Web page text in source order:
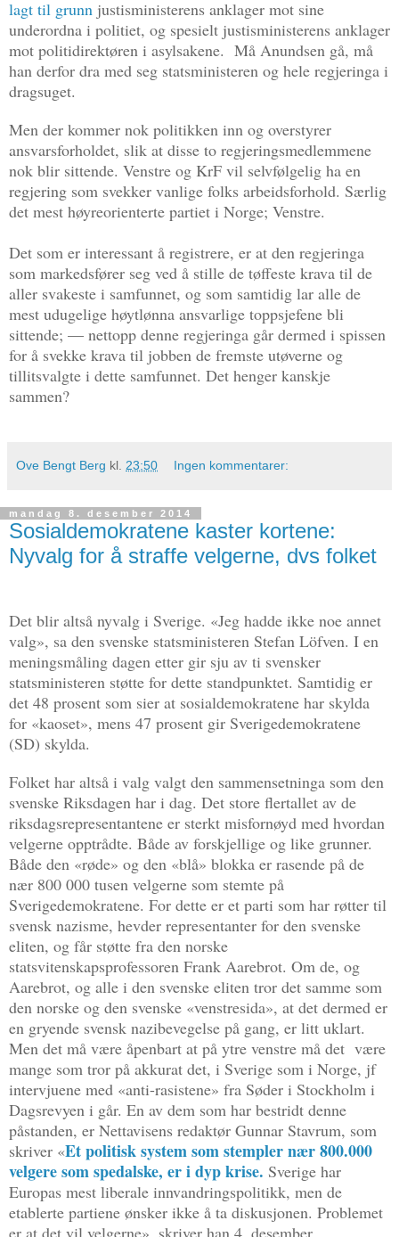
lagt til grunn justisministerens anklager mot sine
underordna i politiet, og spesielt justisministerens anklager
mot politidirektøren i asylsakene. Må Anundsen gå, må
han derfor dra med seg statsministeren og hele regjeringa i
dragsuget.
Men der kommer nok politikken inn og overstyrer
ansvarsforholdet, slik at disse to regjeringsmedlemmene
nok blir sittende. Venstre og KrF vil selvfølgelig ha en
regjering som svekker vanlige folks arbeidsforhold. Særlig
det mest høyreorienterte partiet i Norge; Venstre.
Det som er interessant å registrere, er at den regjeringa
som markedsfører seg ved å stille de tøffeste krava til de
aller svakeste i samfunnet, og som samtidig lar alle de
mest udugelige høytlønna ansvarlige toppsjefene bli
sittende; — nettopp denne regjeringa går dermed i spissen
for å svekke krava til jobben de fremste utøverne og
tillitsvalgte i dette samfunnet. Det henger kanskje
sammen?
Ove Bengt Berg kl. 23:50 Ingen kommentarer:
mandag 8. desember 2014
Sosialdemokratene kaster kortene:
Nyvalg for å straffe velgerne, dvs folket
Det blir altså nyvalg i Sverige. «Jeg hadde ikke noe annet
valg», sa den svenske statsministeren Stefan Löfven. I en
meningsmåling dagen etter gir sju av ti svensker
statsministeren støtte for dette standpunktet. Samtidig er
det 48 prosent som sier at sosialdemokratene har skylda
for «kaoset», mens 47 prosent gir Sverigedemokratene
(SD) skylda.
Folket har altså i valg valgt den sammensetninga som den
svenske Riksdagen har i dag. Det store flertallet av de
riksdagsrepresentantene er sterkt misfornøyd med hvordan
velgerne opptrådte. Både av forskjellige og like grunner.
Både den «røde» og den «blå» blokka er rasende på de
nær 800 000 tusen velgerne som stemte på
Sverigedemokratene. For dette er et parti som har røtter til
svensk nazisme, hevder representanter for den svenske
eliten, og får støtte fra den norske
statsvitenskapsprofessoren Frank Aarebrot. Om de, og
Aarebrot, og alle i den svenske eliten tror det samme som
den norske og den svenske «venstresida», at det dermed er
en gryende svensk nazibevegelse på gang, er litt uklart.
Men det må være åpenbart at på ytre venstre må det være
mange som tror på akkurat det, i Sverige som i Norge, jf
intervjuene med «anti-rasistene» fra Søder i Stockholm i
Dagsrevyen i går. En av dem som har bestridt denne
påstanden, er Nettavisens redaktør Gunnar Stavrum, som
skriver «Et politisk system som stempler nær 800.000
velgere som spedalske, er i dyp krise. Sverige har
Europas mest liberale innvandringspolitikk, men de
etablerte partiene ønsker ikke å ta diskusjonen. Problemet
er at det vil velgerne», skriver han 4. desember.